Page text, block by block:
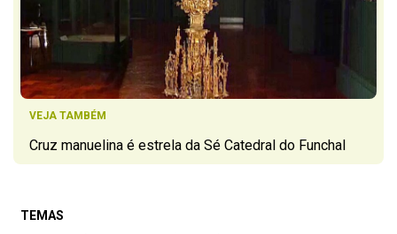
VEJA TAMBÉM
Cruz manuelina é estrela da Sé Catedral do Funchal
TEMAS